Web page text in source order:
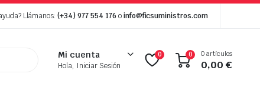
Llámanos:(+34) 977 554 176 oinfo@ficsuministros.com
Mi cuenta
Hola, Iniciar Sesión
0 0 0 artículos
0,00€